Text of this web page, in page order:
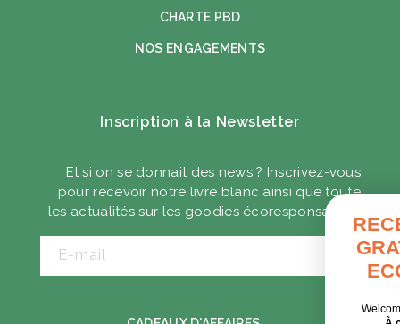
CHARTE PBD
NOS ENGAGEMENTS
Inscription à la Newsletter
Et si on se donnait des news ? Inscrivez-vous
pour recevoir notre livre blanc ainsi que toute
les actualités sur les goodies écoresponsables.
E-mail
RECEVEZ VOTRE
GRATUIT DES
Welcome pack, séminaire, cadeaux